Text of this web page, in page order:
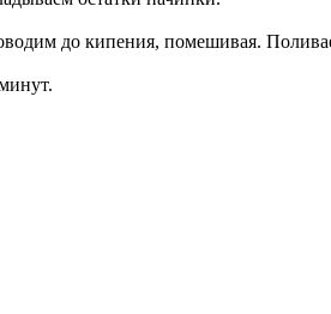
до кипения, помешивая.